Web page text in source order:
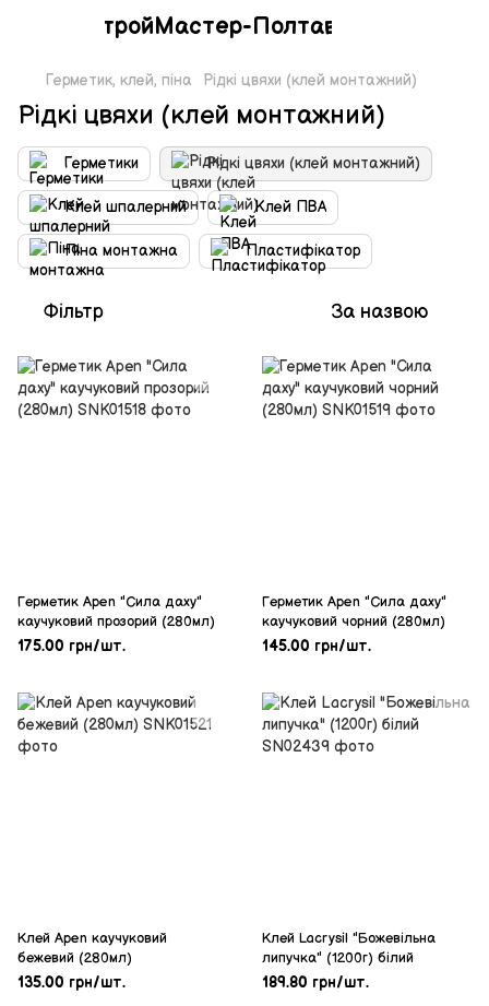
СтройМастер-Полтава
Герметик, клей, піна Рідкі цвяхи (клей монтажний)
Рідкі цвяхи (клей монтажний)
Герметики Рідкі цвяхи (клей монтажний)
Клей шпалерний Клей ПВА
Піна монтажна Пластифікатор
Фільтр За назвою
Герметик Apen "Сила даху"
каучуковий прозорий (280мл)
175.00 грн/шт.
Герметик Apen "Сила даху"
каучуковий чорний (280мл)
145.00 грн/шт.
Клей Apen каучуковий
бежевий (280мл)
135.00 грн/шт.
Клей Lacrysil "Божевільна
липучка" (1200г) білий
189.80 грн/шт.